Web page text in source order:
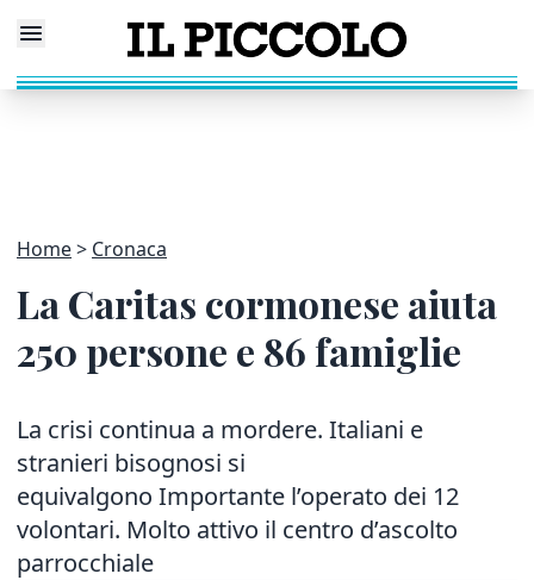
Home Cronaca
La Caritas cormonese aiuta
250 persone e 86 famiglie
La crisi continua a mordere. Italiani e
stranieri bisognosi si
equivalgono Importante l’operato dei 12
volontari. Molto attivo il centro d’ascolto
parrocchiale